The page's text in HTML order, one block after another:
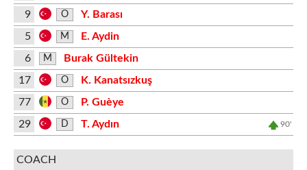
9 O
Y. Barası
5
M
E. Aydin
6
M
Burak Gültekin
17
O
K. Kanatsızkuş
77
O
P. Guèye
29
D T. Aydın 90'
COACH